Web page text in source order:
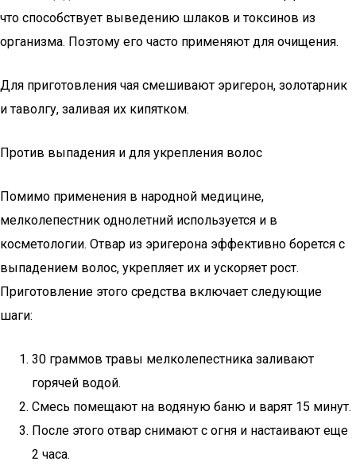
что способствует выведению шлаков и токсинов из
организма. Поэтому его часто применяют для очищения.
Для приготовления чая смешивают эригерон, золотарник
и таволгу, заливая их кипятком.
Против выпадения и для укрепления волос
Помимо применения в народной медицине,
мелколепестник однолетний используется и в
косметологии. Отвар из эригерона эффективно борется с
выпадением волос, укрепляет их и ускоряет рост.
Приготовление этого средства включает следующие
шаги:
30 граммов травы мелколепестника заливают
горячей водой.
Смесь помещают на водяную баню и варят 15 минут.
После этого отвар снимают с огня и настаивают еще
2 часа.